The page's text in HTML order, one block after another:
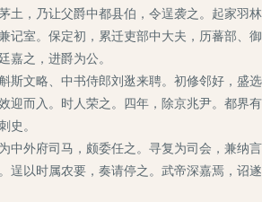
土，乃让父爵中都县伯，令逞袭之。起家羽
记室。保定初，累迁吏部中大夫，历蕃部、
嘉之，进爵为公。
文略、中书侍郎刘逖来聘。初修邻好，盛
迎而入。时人荣之。四年，除京兆尹。都
史。
外府司马，颇委任之。寻复为司会，兼纳
逞以时属农要，奏请停之。武帝深嘉焉，诏